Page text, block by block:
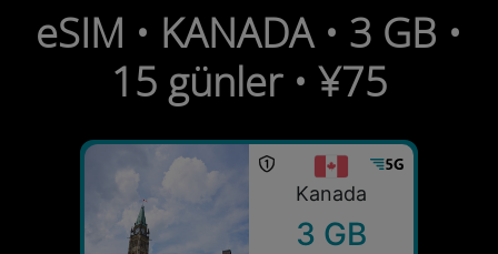
eSIM • KANADA • 3 GB •
15 günler • ¥75
Kanada
3 GB